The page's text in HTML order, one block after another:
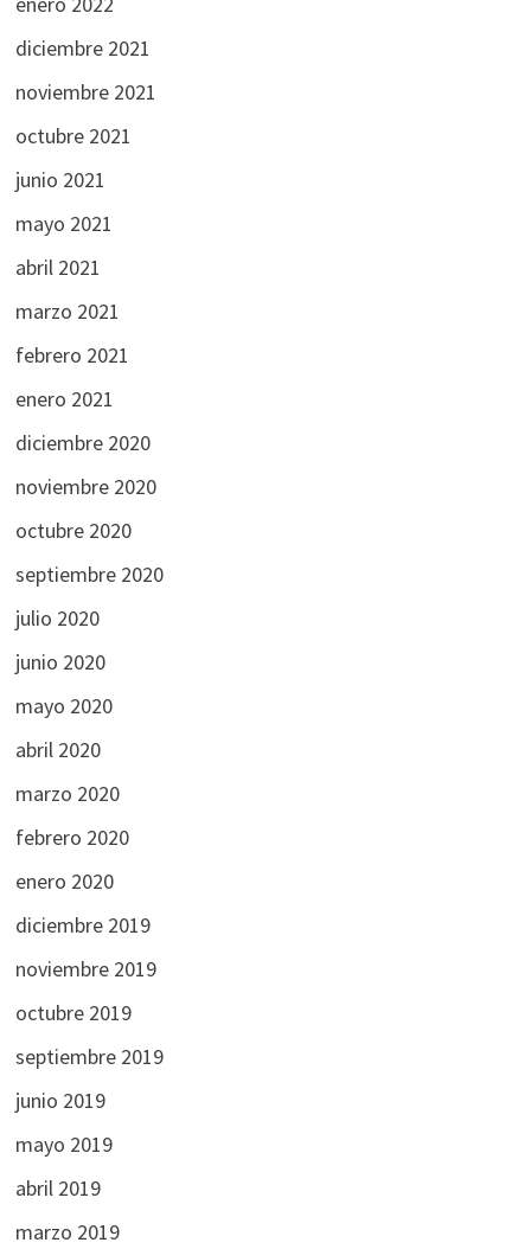
diciembre 2021
noviembre 2021
octubre 2021
junio 2021
mayo 2021
abril 2021
marzo 2021
febrero 2021
enero 2021
diciembre 2020
noviembre 2020
octubre 2020
septiembre 2020
julio 2020
junio 2020
mayo 2020
abril 2020
marzo 2020
febrero 2020
enero 2020
diciembre 2019
noviembre 2019
octubre 2019
septiembre 2019
junio 2019
mayo 2019
abril 2019
marzo 2019